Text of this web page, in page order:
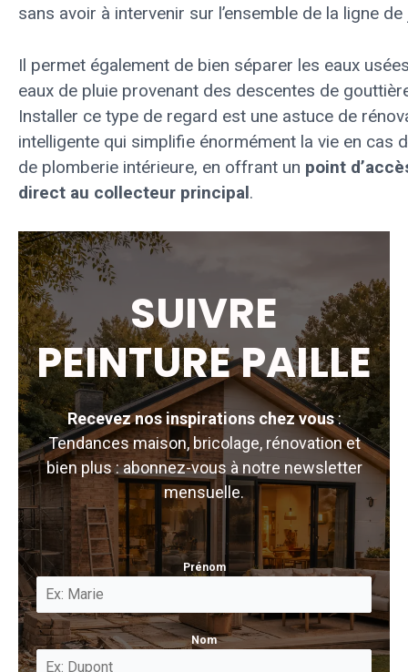
sans avoir à intervenir sur l’ensemble de la ligne
Il permet également de bien séparer les eaux
eaux de pluie provenant des descentes de
Installer ce type de regard est une astuce de
intelligente qui simplifie énormément la vie en cas
de plomberie intérieure, en offrant un point
direct au collecteur principal.
SUIVRE
PEINTURE PAILLE
Recevez nos inspirations chez vous:
Tendances maison, bricolage, rénovation et
bien plus : abonnez-vous à notre newsletter
mensuelle.
Prénom
Nom